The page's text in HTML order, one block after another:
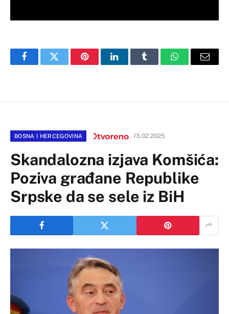
FacebookTwitter PinterestLinkedInTumblr WhatsAppEmail
BOSNA I HERCEGOVINA 13.02.2025
Skandalozna izjava Komšića:
Poziva građane Republike
Srpske da se sele iz BiH